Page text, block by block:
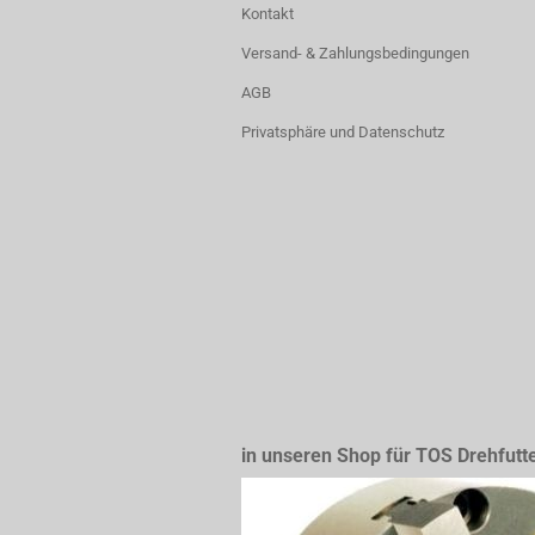
Kontakt
Versand- & Zahlungsbedingungen
AGB
Privatsphäre und Datenschutz
in unseren Shop für TOS